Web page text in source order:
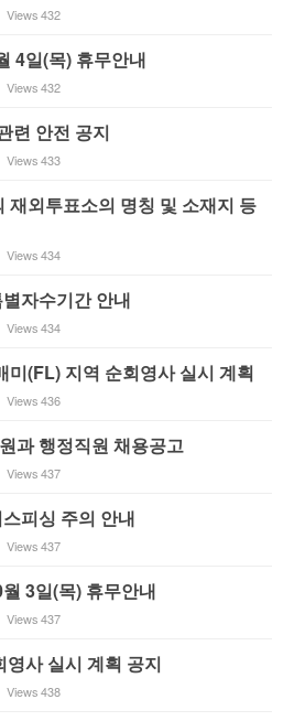
Views432
4일(목) 휴무안내
Views432
련 안전 공지
Views433
재외투표소의 명칭 및 소재지 등
Views434
자수기간 안내
Views434
미(FL) 지역 순회영사 실시 계획
Views436
과 행정직원 채용공고
Views437
피싱 주의 안내
Views437
3일(목) 휴무안내
Views437
사 실시 계획 공지
Views438